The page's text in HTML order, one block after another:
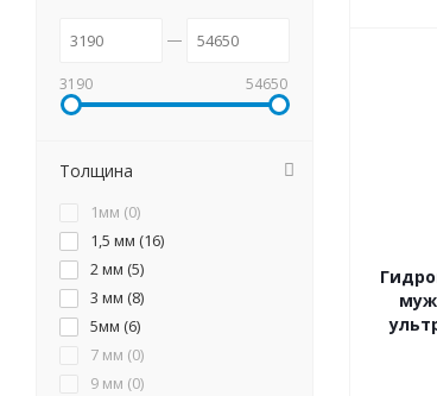
3190 54650
Толщина
1мм (0)
1,5 мм (16)
2 мм (5)
3 мм (8)
5мм (6)
7 мм (0)
9 мм (0)